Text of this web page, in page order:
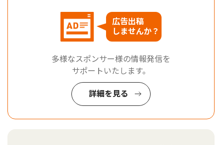
広告出稿
しませんか？
多様なスポンサー様の情報発信を
サポートいたします。
詳細を見る